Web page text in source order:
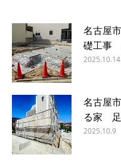
名古屋
礎工
2025.10.14
名古屋
る家
2025.10.9